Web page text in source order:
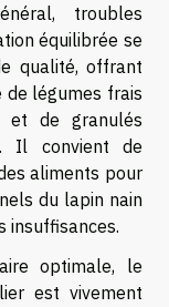
troubles
équilibrée se
qualité, offrant
de légumes frais
et de granulés
Il convient de
aliments pour
du lapin nain
insuffisances.
optimale, le
est vivement